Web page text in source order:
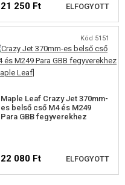
21 250 Ft ELFOGYOTT
ELÉRHETŐSÉGI
FIGYELMEZTETÉS
Kód 5151
Maple Leaf Crazy Jet 370mm-
es belső cső M4 és M249
Para GBB fegyverekhez
22 080 Ft ELFOGYOTT